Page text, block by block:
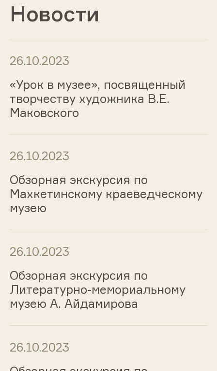
Новости
26.10.2023
«Урок в музее», посвященный
творчеству художника В.Е.
Маковского
26.10.2023
Обзорная экскурсия по
Махкетинскому краеведческому
музею
26.10.2023
Обзорная экскурсия по
Литературно-мемориальному
музею А. Айдамирова
26.10.2023